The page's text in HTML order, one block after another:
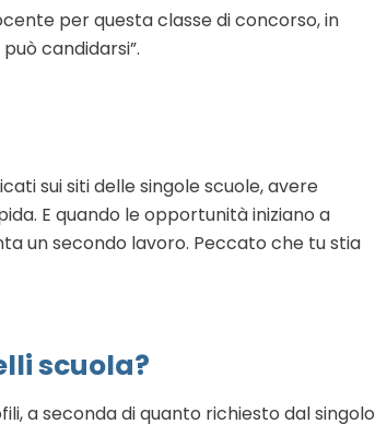
per questa classe di concorso, in
candidarsi”.
sui siti delle singole scuole, avere
E quando le opportunità iniziano a
un secondo lavoro. Peccato che tu stia
scuola?
a seconda di quanto richiesto dal singolo